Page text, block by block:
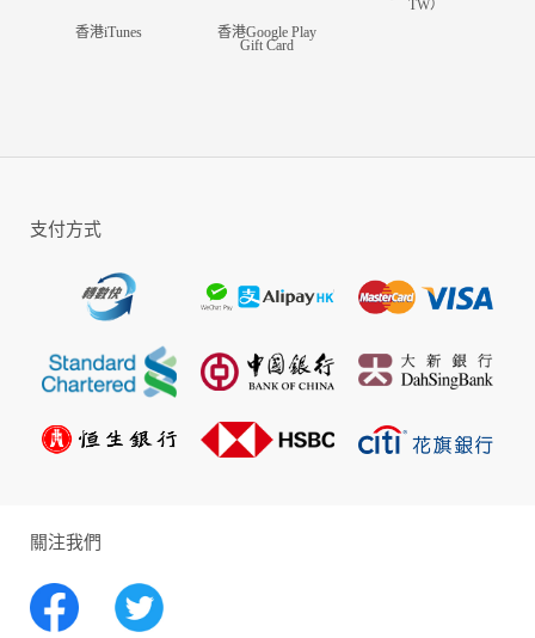
潘鳳：俺老牛來……台詞都錯了！
氪！遊戲運用次世代建模，力求為每一位主公
驚喜、危險如影隨形，你會遇到性轉的張郃、
刺激的冒險之旅，清閒一夏~
香港iTunes 香港Google Play
Gift Card
TW）
支付方式
關注我們